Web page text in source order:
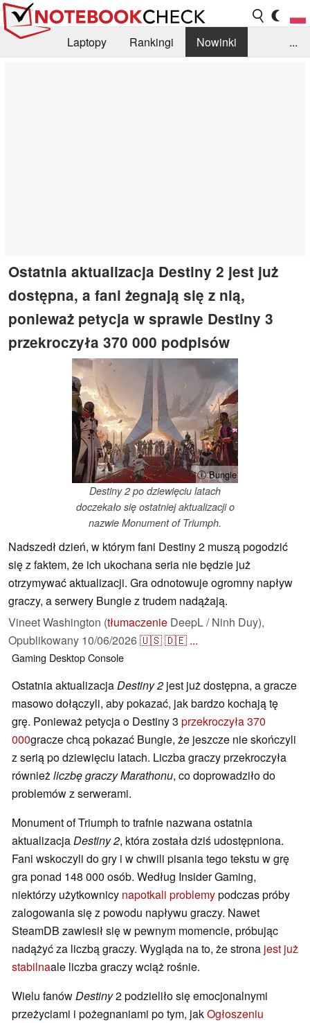
Laptopy Rankingi
Nowinki
...
Ostatnia aktualizacja Destiny 2 jest już
dostępna, a fani żegnają się z nią,
ponieważ petycja w sprawie Destiny 3
przekroczyła 370 000 podpisów
ⓘ Bungie
Destiny 2 po dziewięciu latach
doczekało się ostatniej aktualizacji o
nazwie Monument of Triumph.
Nadszedł dzień, w którym fani Destiny 2 muszą pogodzić
się z faktem, że ich ukochana seria nie będzie już
otrzymywać aktualizacji. Gra odnotowuje ogromny napływ
graczy, a serwery Bungie z trudem nadążają.
Vineet Washington (tłumaczenie DeepL / Ninh Duy),
Opublikowany 10/06/2026🇺🇸🇩🇪 ...
Gaming DesktopConsole
Ostatnia aktualizacjaDestiny 2 jest już dostępna, a gracze
masowo dołączyli, aby pokazać, jak bardzo kochają tę
grę. Ponieważ petycja o Destiny 3 przekroczyła 370
000gracze chcą pokazać Bungie, że jeszcze nie skończyli
z serią po dziewięciu latach. Liczba graczy przekroczyła
równieżliczbę graczy Marathonu, co doprowadziło do
problemów z serwerami.
Monument of Triumph to trafnie nazwana ostatnia
aktualizacjaDestiny 2, która została dziś udostępniona.
Fani wskoczyli do gry i w chwili pisania tego tekstu w grę
gra ponad 148 000 osób. Według Insider Gaming,
niektórzy użytkownicy napotkali problemypodczas próby
zalogowania się z powodu napływu graczy. Nawet
SteamDB zawiesił się w pewnym momencie, próbując
nadążyć za liczbą graczy. Wygląda na to, że strona jest już
stabilnaale liczba graczy wciąż rośnie.
Wielu fanówDestiny2 podzieliło się emocjonalnymi
przeżyciami i pożegnaniami po tym, jakOgłoszeniu